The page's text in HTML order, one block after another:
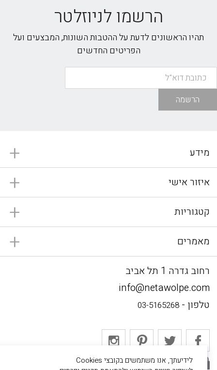
הרשמו לניוזלטר
תהיו הראשונים לדעת על ההטבות השונות, המבצעים ועל
הפריטים החדשים
הרשמה
מידע
איזור אישי
קטגוריות
מאמרים
רחוב גדרה 1 תל אביב
info@netawolpe.com
טלפון - 03-5165268
אתר מאובטח
לידיעתך, אנו משתמשים בקובצי Cookies